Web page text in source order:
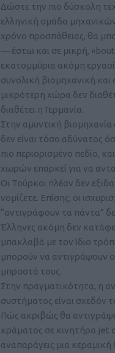
Δώστε την πιο δύσκολη
ελληνική ομάδα
χρόνο προσπάθειας, θα
— έστω και σε μικρή,
εκατομμύρια ακόμη
συνολική βιομηχανική
μικρότερη χώρα δεν
διαθέτει η Γερμανία.
Στην αμυντική
δεν είναι τόσο αδύνατος
πιο περιορισμένο πεδίο,
χωρών επαρκεί για να
Οι Τούρκοι πλέον δεν
νομίζετε. Επίσης, οι
“αντιγράφουν τα πάντα”
Έλληνες ακόμη δεν
μπακλαβά με τον ίδιο
μπορούν να αντιγράψουν
μπροστά τους.
Στην πραγματικότητα, η
συστήματος είναι σχεδόν
Πώς ακριβώς θα
κράματος σε κινητήρα jet
αναπαράγεις μια